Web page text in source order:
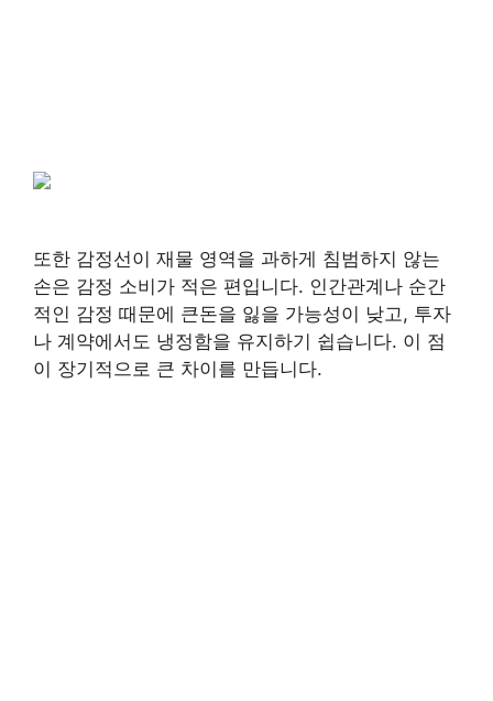
또한 감정선이 재물 영역을 과하게 침범하지 않는
손은 감정 소비가 적은 편입니다. 인간관계나 순간
적인 감정 때문에 큰돈을 잃을 가능성이 낮고, 투자
나 계약에서도 냉정함을 유지하기 쉽습니다. 이 점
이 장기적으로 큰 차이를 만듭니다.